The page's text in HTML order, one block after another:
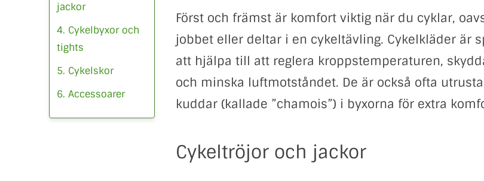
jackor
4. Cykelbyxor och
tights
5. Cykelskor
6. Accessoarer
Först och främst är komfort viktig när du cyklar,
jobbet eller deltar i en cykeltävling. Cykelkläder är
att hjälpa till att reglera kroppstemperaturen,
och minska luftmotståndet. De är också ofta
kuddar (kallade ”chamois”) i byxorna för extra
Cykeltröjor och jackor